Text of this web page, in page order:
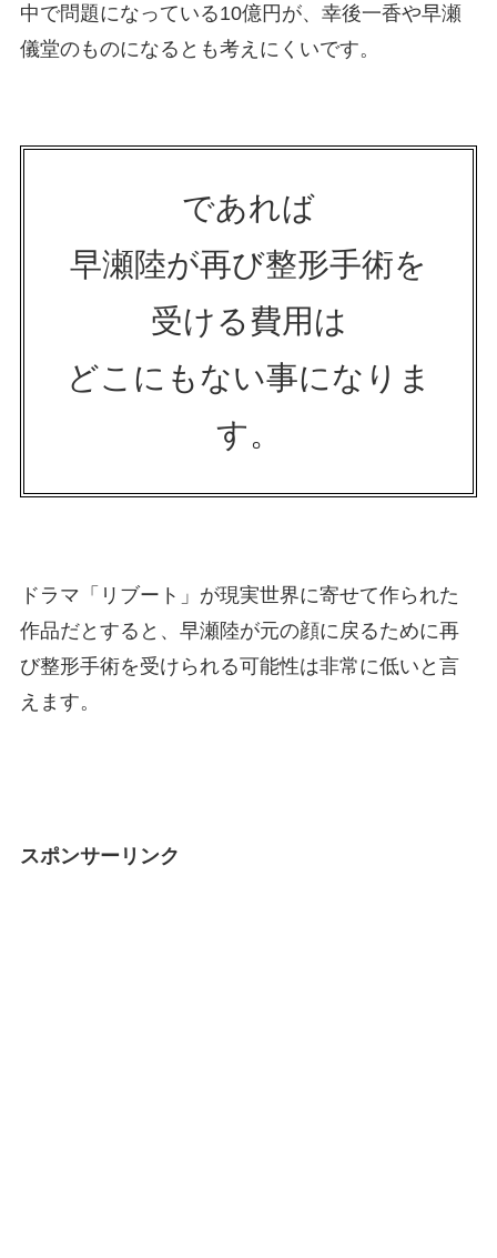
中で問題になっている10億円が、幸後一香や早瀬
儀堂のものになるとも考えにくいです。
であれば
早瀬陸が再び整形手術を
受ける費用は
どこにもない事になりま
す。
ドラマ「リブート」が現実世界に寄せて作られた
作品だとすると、早瀬陸が元の顔に戻るために再
び整形手術を受けられる可能性は非常に低いと言
えます。
スポンサーリンク